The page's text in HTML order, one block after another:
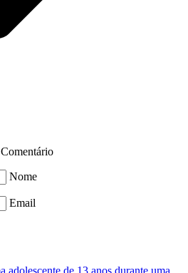
Comentário
Nome
Email